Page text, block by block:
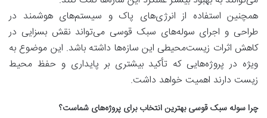
همچنین استفاده از انرژی‌های پاک و سیستم‌های هوشمند در
طراحی و اجرای سوله‌های سبک قوسی می‌تواند نقش بسزایی در
کاهش اثرات زیست‌محیطی این سازه‌ها داشته باشد. این موضوع به
ویژه در پروژه‌هایی که تأکید بیشتری بر پایداری و حفظ محیط
زیست دارند اهمیت خواهد داشت.
چرا سوله سبک قوسی بهترین انتخاب برای پروژه‌های شماست؟